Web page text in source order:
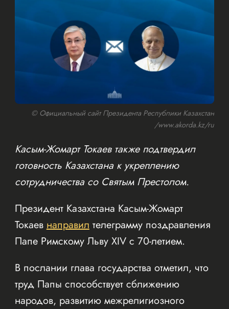
© Официальный сайт Президента Республики Казахстан
/www.akorda.kz/ru
Касым-Жомарт Токаев также подтвердил
готовность Казахстана к укреплению
сотрудничества со Святым Престолом.
Президент Казахстана Касым-Жомарт
Токаевнаправилтелеграмму поздравления
Папе Римскому Льву XIV с 70-летием.
В послании глава государства отметил, что
труд Папы способствует сближению
народов, развитию межрелигиозного